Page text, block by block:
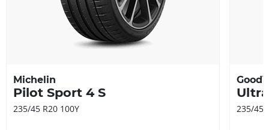
Michelin
Pilot Sport 4 S
235/45 R20 100Y 235/45